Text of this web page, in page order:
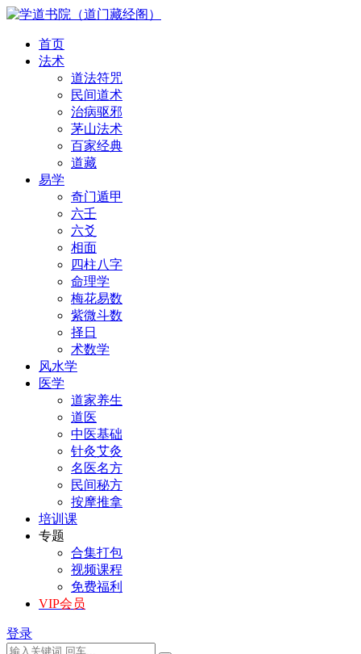
首页
法术
道法符咒
民间道术
治病驱邪
茅山法术
百家经典
道藏
易学
奇门遁甲
六壬
六爻
相面
四柱八字
命理学
梅花易数
紫微斗数
择日
术数学
风水学
医学
道家养生
道医
中医基础
针灸艾灸
名医名方
民间秘方
按摩推拿
培训课
专题
合集打包
视频课程
免费福利
VIP会员
登录